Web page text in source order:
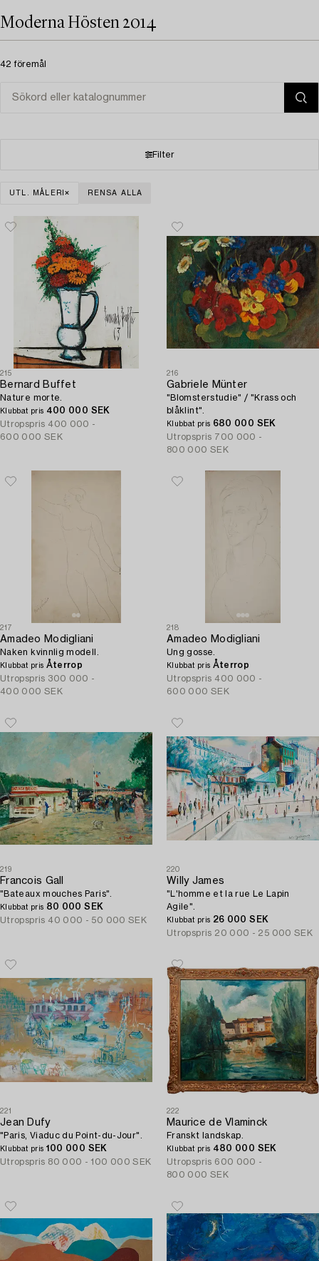
Moderna Hösten 2014
42 föremål
Filter
UTL. MÅLERI RENSA ALLA
215
Bernard Buffet
Nature morte.
Klubbat pris 400 000 SEK
Utropspris 400 000 -
600 000 SEK
216
Gabriele Münter
"Blomsterstudie" / "Krass och
blåklint".
Klubbat pris 680 000 SEK
Utropspris 700 000 -
800 000 SEK
217
Amadeo Modigliani
Naken kvinnlig modell.
Klubbat pris Återrop
Utropspris 300 000 -
400 000 SEK
218
Amadeo Modigliani
Ung gosse.
Klubbat pris Återrop
Utropspris 400 000 -
600 000 SEK
219
Francois Gall
"Bateaux mouches Paris".
Klubbat pris 80 000 SEK
Utropspris 40 000 - 50 000 SEK
220
Willy James
"L'homme et la rue Le Lapin
Agile".
Klubbat pris 26 000 SEK
Utropspris 20 000 - 25 000 SEK
221
Jean Dufy
"Paris, Viaduc du Point-du-Jour".
Klubbat pris 100 000 SEK
Utropspris 80 000 - 100 000 SEK
222
Maurice de Vlaminck
Franskt landskap.
Klubbat pris 480 000 SEK
Utropspris 600 000 -
800 000 SEK